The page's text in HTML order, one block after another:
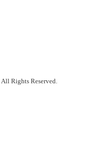
All Rights Reserved.